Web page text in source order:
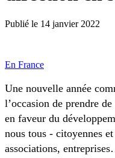
Publié le 14 janvier 2022
En France
Une nouvelle année
l’occasion de prendre
en faveur du
nous tous - citoyennes
associations,